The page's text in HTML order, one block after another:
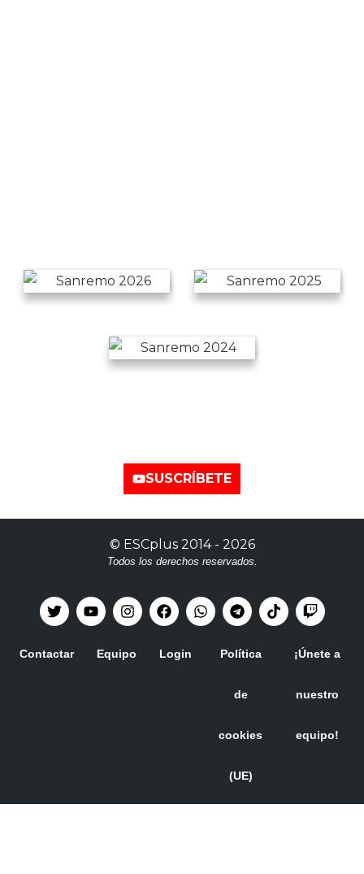
SUSCRÍBETE
© ESCplus2014 - 2026
Todos los derechos reservados.
Contactar Equipo Login Política
de
cookies
(UE)
¡Únete a
nuestro
equipo!